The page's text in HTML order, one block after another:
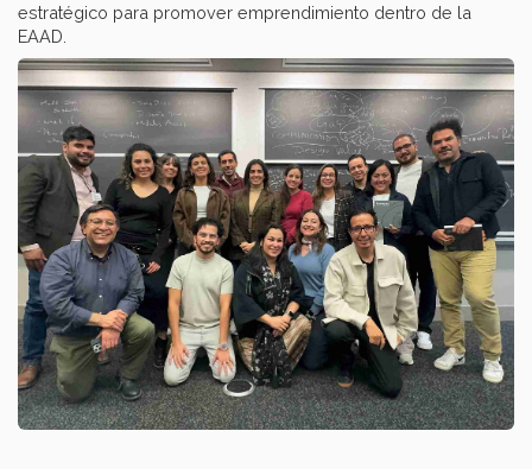
estratégico para promover emprendimiento dentro de la
EAAD.